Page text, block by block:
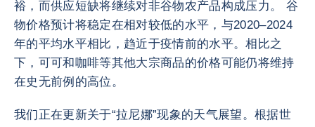
裕，而供应短缺将继续对非谷物农产品构成压力。 谷
物价格预计将稳定在相对较低的水平，与2020–2024
年的平均水平相比，趋近于疫情前的水平。相比之
下，可可和咖啡等其他大宗商品的价格可能仍将维持
在史无前例的高位。
我们正在更新关于“拉尼娜”现象的天气展望。根据世